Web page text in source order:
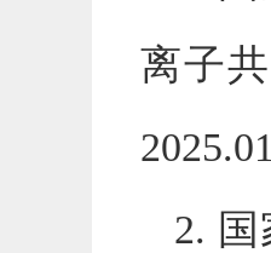
离子
2.